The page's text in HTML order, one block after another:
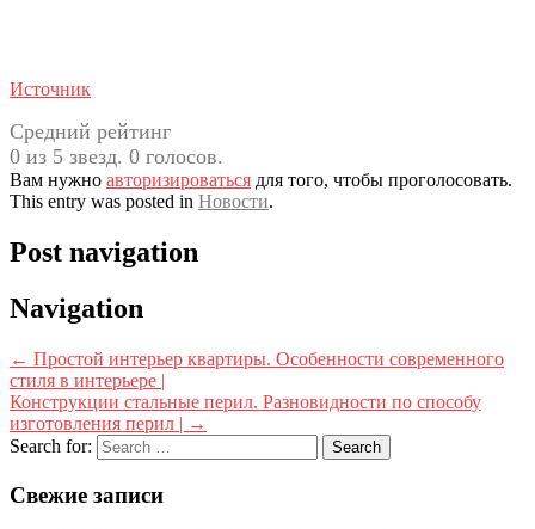
Источник
Средний рейтинг
0 из 5 звезд. 0 голосов.
Вам нужно авторизироваться для того, чтобы проголосовать.
This entry was posted in Новости.
Post navigation
Navigation
← Простой интерьер квартиры. Особенности современного
стиля в интерьере |
Конструкции стальные перил. Разновидности по способу
изготовления перил | →
Search for:
Свежие записи